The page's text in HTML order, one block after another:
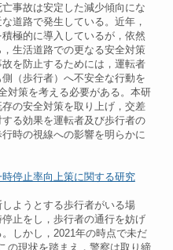
事故は安定した減少傾向にな
道路で発生している。近年，
極的に導入しているが，依然
生活道路での更なる安全対策
を防止するためには，運転者
（歩行者）へ不安全な行動を
対策を考える必要がある。本研
の安全対策を取り上げ，交差
る効果を運転者及び歩行者の
時の視線への影響を明らかに
停止率向上策に関する研究
ようとする歩行者がいる場
止をし，歩行者の通行を妨げ
しかし，2021年の時点で未だ
の現状を踏まえ，警察は取り締